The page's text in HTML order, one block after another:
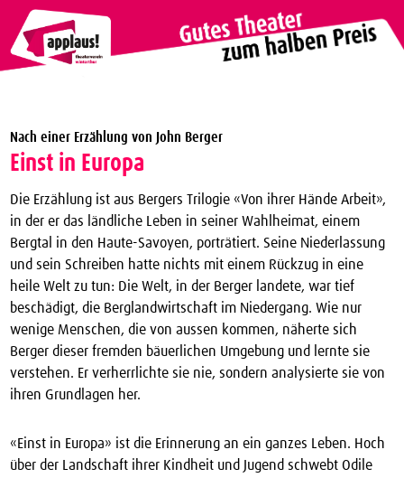
Theater Vergünstigungen
Die nächsten Vorstellungen zum halben Preis
applaus!-Karte bestellen
JTC-Jugend-Theater-Club
Über uns
Kontakt
Archiv
Nach einer Erzählung von John Berger
Einst in Europa
Die Erzählung ist aus Bergers Trilogie «Von ihrer Hände Arbeit»,
in der er das ländliche Leben in seiner Wahlheimat, einem
Bergtal in den Haute-Savoyen, porträtiert. Seine Niederlassung
und sein Schreiben hatte nichts mit einem Rückzug in eine
heile Welt zu tun: Die Welt, in der Berger landete, war tief
beschädigt, die Berglandwirtschaft im Niedergang. Wie nur
wenige Menschen, die von aussen kommen, näherte sich
Berger dieser fremden bäuerlichen Umgebung und lernte sie
verstehen. Er verherrlichte sie nie, sondern analysierte sie von
ihren Grundlagen her.
«Einst in Europa» ist die Erinnerung an ein ganzes Leben. Hoch
über der Landschaft ihrer Kindheit und Jugend schwebt Odile